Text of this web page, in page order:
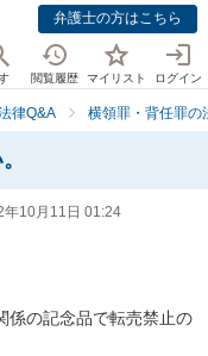
弁護士の方はこちら
閲覧履歴 マイリスト ログイン
律Q&A 横領罪・背任罪の
年10月11日 01:24
係の記念品で転売禁止の